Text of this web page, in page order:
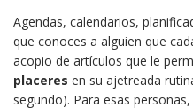
Agendas, calendarios,
que conoces a alguien que
acopio de artículos que le
placeres en su ajetreada
segundo). Para esas